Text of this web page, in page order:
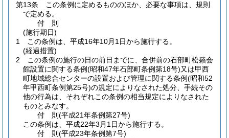
第13条
この条例に定めるもののほか、必要な事項は、規則
で定める。
付 則
(施行期日)
1
この条例は、平成16年10月1日から施行する。
(経過措置)
2
この条例の施行の日の前日までに、合併前の石部町松籟会
館設置に関する条例(昭和47年石部町条例第18号)又は甲西
町地域総合センターの設置および管理に関する条例(昭和52
年甲西町条例第25号)の規定によりなされた処分、手続その
他の行為は、それぞれこの条例の相当規定によりなされた
ものとみなす。
付 則(平成21年条例第27号)
この条例は、平成22年3月1日から施行する。
付 則(平成23年条例第7号)